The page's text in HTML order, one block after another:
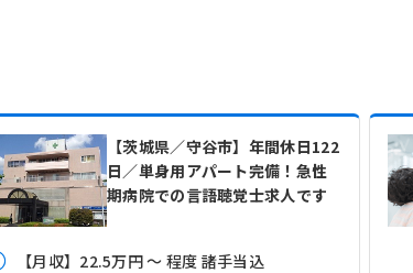
【茨城県／守谷市】年間休日122
日／単身用アパート完備！急性
期病院での言語聴覚士求人です
【月収】22.5万円 ～ 程度 諸手当込